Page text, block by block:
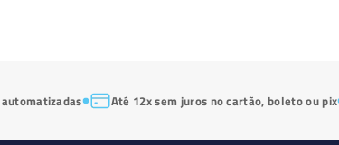
Até 12x sem juros no cartão, boleto ou pix